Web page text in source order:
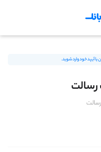
آیپد خود وارد شوید.
رسالت